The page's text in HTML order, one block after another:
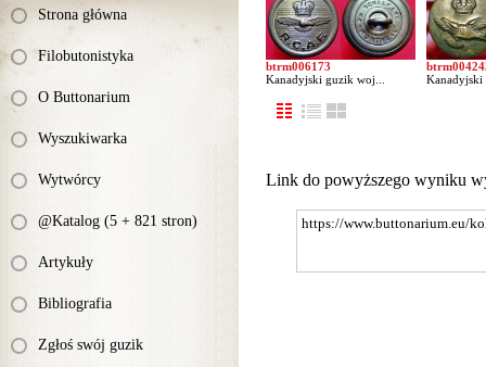
Strona główna
Filobutonistyka
O Buttonarium
Wyszukiwarka
Wytwórcy
@Katalog (5 + 821 stron)
Artykuły
Bibliografia
Zgłoś swój guzik
btrm006173
Kanadyjski guzik woj...
Link do powyższego wyniku